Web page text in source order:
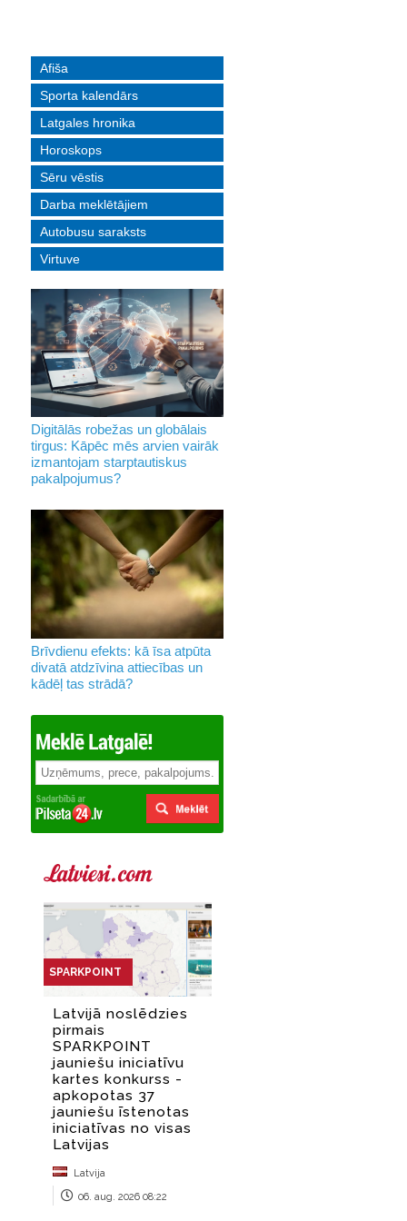
Afiša
Sporta kalendārs
Latgales hronika
Horoskops
Sēru vēstis
Darba meklētājiem
Autobusu saraksts
Virtuve
Digitālās robežas un globālais
tirgus: Kāpēc mēs arvien vairāk
izmantojam starptautiskus
pakalpojumus?
Brīvdienu efekts: kā īsa atpūta
divatā atdzīvina attiecības un
kādēļ tas strādā?